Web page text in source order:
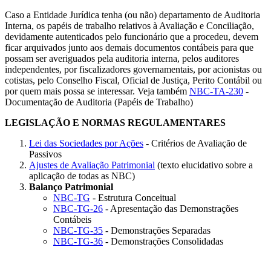
Caso a Entidade Jurídica tenha (ou não) departamento de Auditoria
Interna, os papéis de trabalho relativos à Avaliação e Conciliação,
devidamente autenticados pelo funcionário que a procedeu, devem
ficar arquivados junto aos demais documentos contábeis para que
possam ser averiguados pela auditoria interna, pelos auditores
independentes, por fiscalizadores governamentais, por acionistas ou
cotistas, pelo Conselho Fiscal, Oficial de Justiça, Perito Contábil ou
por quem mais possa se interessar. Veja também NBC-TA-230 -
Documentação de Auditoria (Papéis de Trabalho)
LEGISLAÇÃO E NORMAS REGULAMENTARES
Lei das Sociedades por Ações - Critérios de Avaliação de
Passivos
Ajustes de Avaliação Patrimonial (texto elucidativo sobre a
aplicação de todas as NBC)
Balanço Patrimonial
NBC-TG - Estrutura Conceitual
NBC-TG-26 - Apresentação das Demonstrações
Contábeis
NBC-TG-35 - Demonstrações Separadas
NBC-TG-36 - Demonstrações Consolidadas